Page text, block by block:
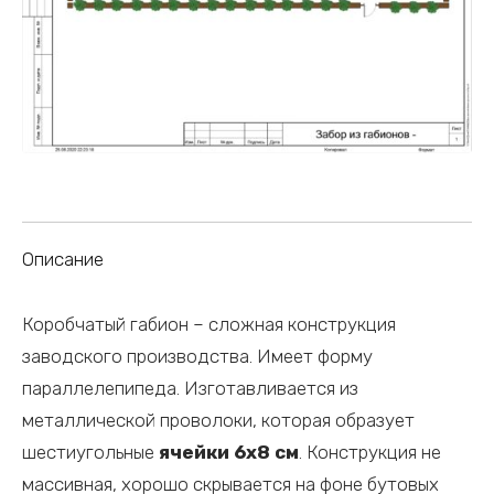
Описание
Коробчатый габион – сложная конструкция
заводского производства. Имеет форму
параллелепипеда. Изготавливается из
металлической проволоки, которая образует
шестиугольные ячейки 6х8 см. Конструкция не
массивная, хорошо скрывается на фоне бутовых